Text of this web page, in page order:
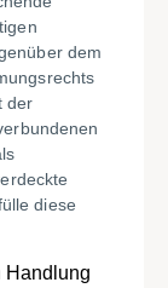
dem
der
diese
Handlung